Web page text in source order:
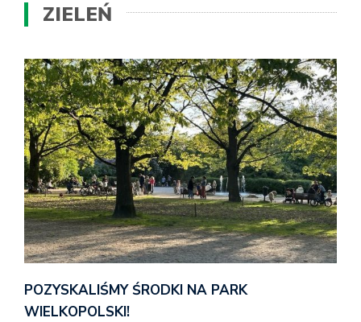
ZIELEŃ
POZYSKALIŚMY ŚRODKI NA PARK
WIELKOPOLSKI!